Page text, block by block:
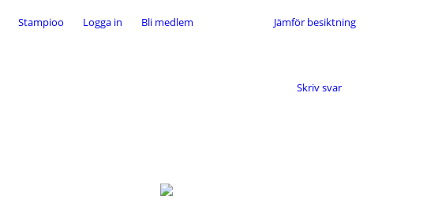
Stampioo Logga in Bli medlem Jämför besiktning
Skriv svar